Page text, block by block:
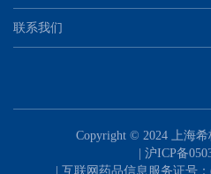
联系我们
Copyright © 2024 上海
沪ICP备
| 互联网药品信息服务证号